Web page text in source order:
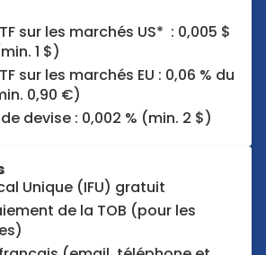
sur les marchés US* : 0,005 $
1 $)
sur les marchés EU : 0,06 % du
0,90 €)
devise : 0,002 % (min. 2 $)
Unique (IFU) gratuit
de la TOB (pour les